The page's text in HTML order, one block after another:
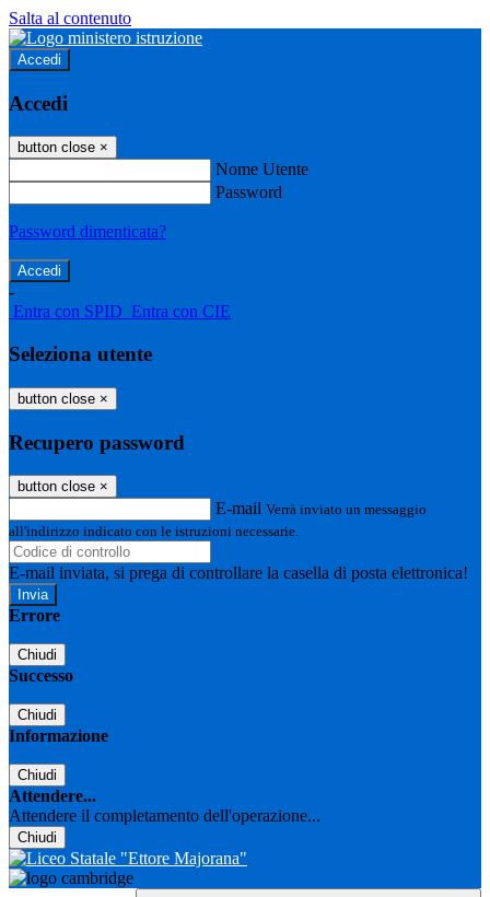
Salta al contenuto
Accedi
Accedi
button close ×
Nome Utente
Password
Password dimenticata?
-
Entra con SPID Entra con CIE
Seleziona utente
button close ×
Recupero password
button close ×
E-mail Verrà inviato un messaggio
all'indirizzo indicato con le istruzioni necessarie.
E-mail inviata, si prega di controllare la casella di posta elettronica!
Errore
Chiudi
Successo
Chiudi
Informazione
Chiudi
Attendere...
Attendere il completamento dell'operazione...
Chiudi